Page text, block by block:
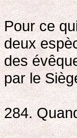
Pour ce
deux
des
par le
284.